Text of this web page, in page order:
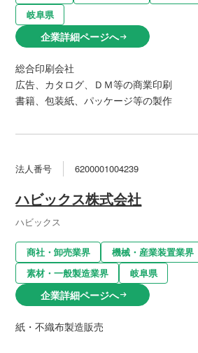
岐阜県
企業詳細ページへarrow_right_alt
総合印刷会社
広告、カタログ、ＤＭ等の商業印刷
書籍、包装紙、パッケージ等の製作
法人番号 6200001004239
ハビックス株式会社
ハビックス
商社・卸売業界 機械・産業装置業界
素材・一般製造業界
岐阜県
企業詳細ページへarrow_right_alt
紙・不織布製造販売